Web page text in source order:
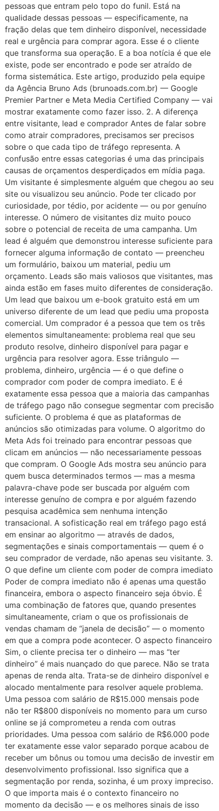
pessoas que entram pelo topo do funil. Está na
qualidade dessas pessoas — especificamente, na
fração delas que tem dinheiro disponível, necessidade
real e urgência para comprar agora. Esse é o cliente
que transforma sua operação. E a boa notícia é que ele
existe, pode ser encontrado e pode ser atraído de
forma sistemática. Este artigo, produzido pela equipe
da Agência Bruno Ads (brunoads.com.br) — Google
Premier Partner e Meta Media Certified Company — vai
mostrar exatamente como fazer isso. 2. A diferença
entre visitante, lead e comprador Antes de falar sobre
como atrair compradores, precisamos ser precisos
sobre o que cada tipo de tráfego representa. A
confusão entre essas categorias é uma das principais
causas de orçamentos desperdiçados em mídia paga.
Um visitante é simplesmente alguém que chegou ao seu
site ou visualizou seu anúncio. Pode ter clicado por
curiosidade, por tédio, por acidente — ou por genuíno
interesse. O número de visitantes diz muito pouco
sobre o potencial de receita de uma campanha. Um
lead é alguém que demonstrou interesse suficiente para
fornecer alguma informação de contato — preencheu
um formulário, baixou um material, pediu um
orçamento. Leads são mais valiosos que visitantes, mas
ainda estão em fases muito diferentes de consideração.
Um lead que baixou um e-book gratuito está em um
universo diferente de um lead que pediu uma proposta
comercial. Um comprador é a pessoa que tem os três
elementos simultaneamente: problema real que seu
produto resolve, dinheiro disponível para pagar e
urgência para resolver agora. Esse triângulo —
problema, dinheiro, urgência — é o que define o
comprador com poder de compra imediato. E é
exatamente essa pessoa que a maioria das campanhas
de tráfego pago não consegue segmentar com precisão
suficiente. O problema é que as plataformas de
anúncios são otimizadas para volume. O algoritmo do
Meta Ads foi treinado para encontrar pessoas que
clicam em anúncios — não necessariamente pessoas
que compram. O Google Ads mostra seu anúncio para
quem busca determinados termos — mas a mesma
palavra-chave pode ser buscada por alguém com
interesse genuíno de compra e por alguém fazendo
pesquisa acadêmica sem nenhuma intenção
transacional. A sofisticação real em tráfego pago está
em ensinar ao algoritmo — através de dados,
segmentações e sinais comportamentais — quem é o
seu comprador de verdade, não apenas seu visitante. 3.
O que define um cliente com poder de compra imediato
Poder de compra imediato não é apenas uma questão
financeira, embora o aspecto financeiro seja óbvio. É
uma combinação de fatores que, quando presentes
simultaneamente, criam o que os profissionais de
vendas chamam de “janela de decisão” — o momento
em que a compra pode acontecer. O aspecto financeiro
Sim, o cliente precisa ter o dinheiro — mas “ter
dinheiro” é mais nuançado do que parece. Não se trata
apenas de renda alta. Trata-se de dinheiro disponível e
alocado mentalmente para resolver aquele problema.
Uma pessoa com salário de R$15.000 mensais pode
não ter R$800 disponíveis no momento para um curso
online se já comprometeu a renda com outras
prioridades. Uma pessoa com salário de R$6.000 pode
ter exatamente esse valor separado porque acabou de
receber um bônus ou tomou uma decisão de investir em
desenvolvimento profissional. Isso significa que a
segmentação por renda, sozinha, é um proxy impreciso.
O que importa mais é o contexto financeiro no
momento da decisão — e os melhores sinais de isso